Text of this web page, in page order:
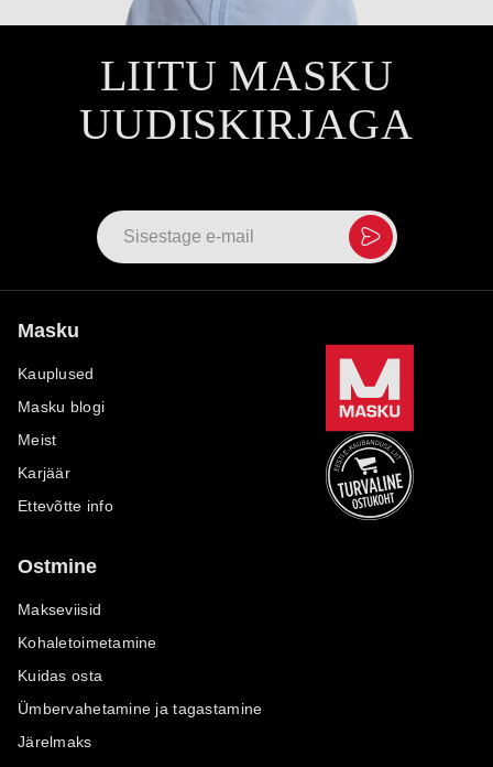
LIITU MASKU
UUDISKIRJAGA
Masku
Kauplused
Masku blogi
Meist
Karjäär
Ettevõtte info
Ostmine
Makseviisid
Kohaletoimetamine
Kuidas osta
Ümbervahetamine ja tagastamine
Järelmaks